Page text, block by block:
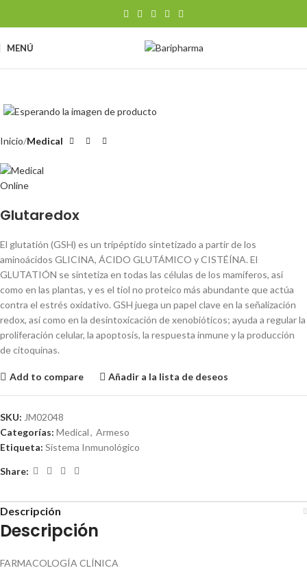
MENÚ
Inicio Medical
Glutaredox
El glutatión (GSH) es un tripéptido sintetizado a partir de los
aminoácidos GLICINA, ÁCIDO GLUTÁMICO y CISTÉÍNA. El
GLUTATIÓN se sintetiza en todas las células de los mamíferos, así
como en las plantas, y es el tiol no proteico más abundante que actúa
contra el estrés oxidativo. GSH juega un papel clave en la señalización
redox, así como en la desintoxicación de xenobióticos; ayuda a regular la
proliferación celular, la apoptosis, la respuesta inmune y la producción
de citoquinas.
Add to compare Añadir a la lista de deseos
SKU: JM02048
Categorías: Medical, Armeso
Etiqueta: Sistema Inmunológico
Share:
Descripción
Descripción
FARMACOLOGÍA CLÍNICA